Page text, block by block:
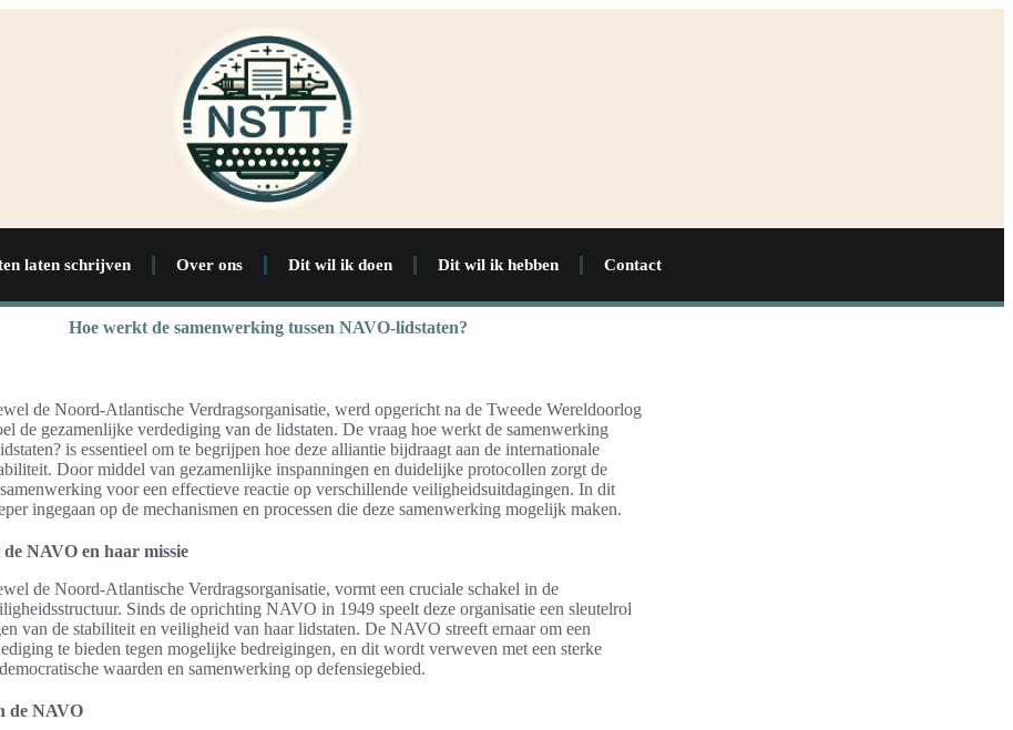
laten schrijven Over ons Dit wil ik doen Dit wil ik hebben Contact
Hoe werkt de samenwerking tussen NAVO-lidstaten?
de Noord-Atlantische Verdragsorganisatie, werd opgericht na de Tweede Wereldoorlog
de gezamenlijke verdediging van de lidstaten. De vraag hoe werkt de samenwerking
is essentieel om te begrijpen hoe deze alliantie bijdraagt aan de internationale
Door middel van gezamenlijke inspanningen en duidelijke protocollen zorgt de
voor een effectieve reactie op verschillende veiligheidsuitdagingen. In dit
ingegaan op de mechanismen en processen die deze samenwerking mogelijk maken.
NAVO en haar missie
de Noord-Atlantische Verdragsorganisatie, vormt een cruciale schakel in de
Sinds de oprichting NAVO in 1949 speelt deze organisatie een sleutelrol
van de stabiliteit en veiligheid van haar lidstaten. De NAVO streeft ernaar om een
te bieden tegen mogelijke bedreigingen, en dit wordt verweven met een sterke
waarden en samenwerking op defensiegebied.
de NAVO